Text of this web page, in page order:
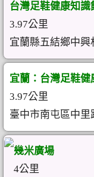
台灣足鞋健康知識
3.97公里
宜蘭縣五結鄉中興
宜蘭：台灣足鞋健
3.97公里
臺中市南屯區中里
幾米廣場
4公里